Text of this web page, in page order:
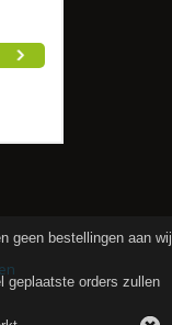
geen bestellingen aan wij
geplaatste orders zullen